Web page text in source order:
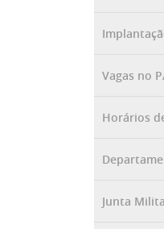
Vagas no
Horários
Junta